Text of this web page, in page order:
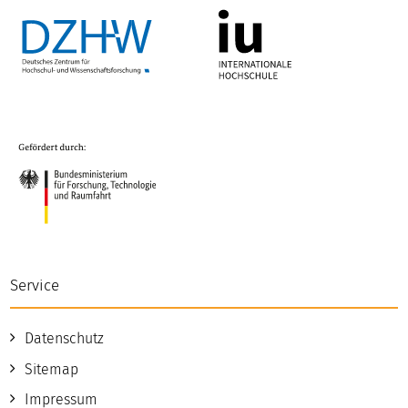
am ehesten mit intensiver Ergebnisnutzung
einher? Aber auch die Limitationen unserer
Analysen und Desiderata wollen wir in der
Diskussion thematisieren, da wir unser Projekt
Rathke
Service
Datenschutz
Sitemap
Impressum